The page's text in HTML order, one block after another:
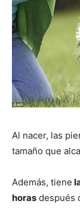
Al nacer, las
tamaño que
Además, tiene
horas después